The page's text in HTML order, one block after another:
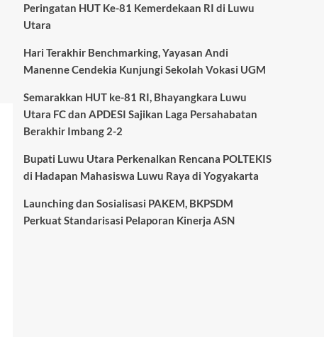
Peringatan HUT Ke-81 Kemerdekaan RI di Luwu
Utara
Hari Terakhir Benchmarking, Yayasan Andi
Manenne Cendekia Kunjungi Sekolah Vokasi UGM
Semarakkan HUT ke-81 RI, Bhayangkara Luwu
Utara FC dan APDESI Sajikan Laga Persahabatan
Berakhir Imbang 2-2
Bupati Luwu Utara Perkenalkan Rencana POLTEKIS
di Hadapan Mahasiswa Luwu Raya di Yogyakarta
Launching dan Sosialisasi PAKEM, BKPSDM
Perkuat Standarisasi Pelaporan Kinerja ASN